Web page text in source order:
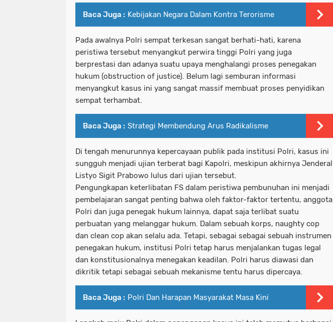
Baca Juga : Kebijakan Negara Dalam Kontra Terorisme
Pada awalnya Polri sempat terkesan sangat berhati-hati, karena
peristiwa tersebut menyangkut perwira tinggi Polri yang juga
berprestasi dan adanya suatu upaya menghalangi proses penegakan
hukum (obstruction of justice). Belum lagi semburan informasi
menyangkut kasus ini yang sangat massif membuat proses penyidikan
sempat terhambat.
Baca Juga : Strategi Membendung Arus Radikalisme
Di tengah menurunnya kepercayaan publik pada institusi Polri, kasus ini
sungguh menjadi ujian terberat bagi Kapolri, meskipun akhirnya Jenderal
Listyo Sigit Prabowo lulus dari ujian tersebut.
Pengungkapan keterlibatan FS dalam peristiwa pembunuhan ini menjadi
pembelajaran sangat penting bahwa oleh faktor-faktor tertentu, anggota
Polri dan juga penegak hukum lainnya, dapat saja terlibat suatu
perbuatan yang melanggar hukum. Dalam sebuah korps, naughty cop
dan clean cop akan selalu ada. Tetapi, sebagai sebagai sebuah instrumen
penegakan hukum, institusi Polri tetap harus menjalankan tugas legal
dan konstitusionalnya menegakan keadilan. Polri harus diawasi dan
dikritik tetapi sebagai sebuah mekanisme tentu harus dipercaya.
Baca Juga : Polri Dan Harapan Masyarakat Masa Kini